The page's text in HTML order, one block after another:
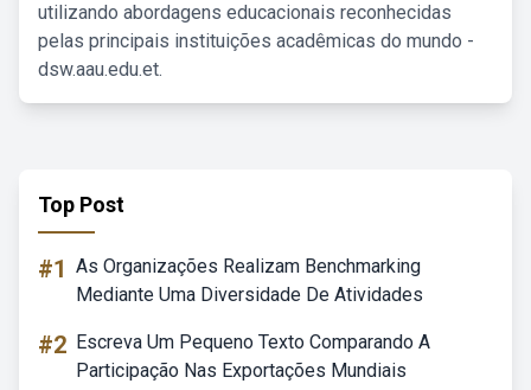
utilizando abordagens educacionais reconhecidas
pelas principais instituições acadêmicas do mundo -
dsw.aau.edu.et.
Top Post
#1 As Organizações Realizam Benchmarking
Mediante Uma Diversidade De Atividades
#2 Escreva Um Pequeno Texto Comparando A
Participação Nas Exportações Mundiais